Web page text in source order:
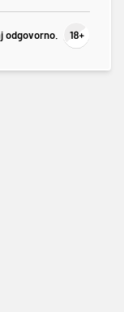
odgovorno.